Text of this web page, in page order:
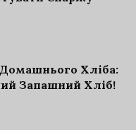
Хліба:
Запашний Хліб!